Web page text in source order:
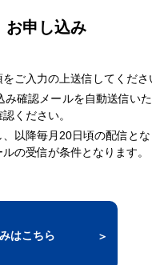
お申し込み
ご入力の上送信してくださ
確認メールを自動送信い
ください。
以降毎月20日頃の配信とな
の受信が条件となります。
はこちら